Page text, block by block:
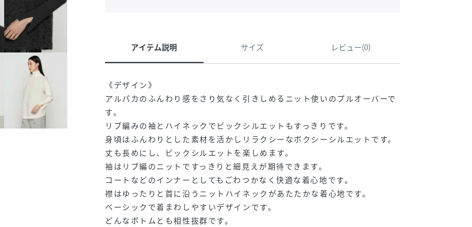
アイテム説明 サイズ レビュー(0)
《デザイン》
アルパカのふんわり感をさり気なく引きしめるニット使いのプルオーバーで
す。
リブ編みの袖とハイネックでビックシルエットもすっきりです。
身頃はふんわりとした素材を活かしリラクシーなボクシーシルエットです。
丈も長めにし、ビックシルエットを楽しめます。
袖はリブ編のニットですっきりと細見えが期待できます。
コートなどのインナーとしてもごわつかなく快適な着心地です。
襟はゆったりと首に沿うニットハイネックがあたたかな着心地です。
ベーシックで着まわしやすいデザインです。
どんなボトムとも相性抜群です。